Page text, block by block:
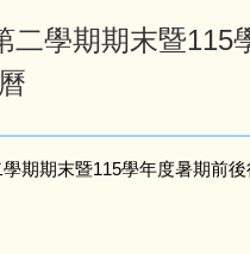
二學期期末暨115
期期末暨115學年度暑期前